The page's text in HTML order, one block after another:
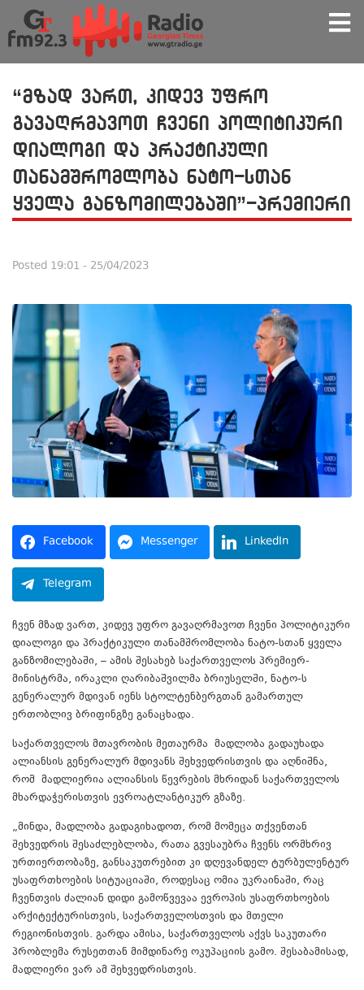
“მზად ვართ, კიდევ უფრო
გავაღრმავოთ ჩვენი პოლიტიკური
დიალოგი და პრაქტიკული
თანამშრომლობა ნატო-სთან
ყველა განზომილებაში”-პრემიერი
Posted 19:01 - 25/04/2023
Facebook Messenger LinkedIn
Telegram
ჩვენ მზად ვართ, კიდევ უფრო გავაღრმავოთ ჩვენი პოლიტიკური
დიალოგი და პრაქტიკული თანამშრომლობა ნატო-სთან ყველა
განზომილებაში, – ამის შესახებ საქართველოს პრემიერ-
მინისტრმა, ირაკლი ღარიბაშვილმა ბრიუსელში, ნატო-ს
გენერალურ მდივან იენს სტოლტენბერგთან გამართულ
ერთობლივ ბრიფინგზე განაცხადა.
საქართველოს მთავრობის მეთაურმა მადლობა გადაუხადა
ალიანსის გენერალურ მდივანს შეხვედრისთვის და აღნიშნა,
რომ მადლიერია ალიანსის წევრების მხრიდან საქართველოს
მხარდაჭერისთვის ევროატლანტიკურ გზაზე.
„მინდა, მადლობა გადაგიხადოთ, რომ მომეცა თქვენთან
შეხვედრის შესაძლებლობა, რათა გვესაუბრა ჩვენს ორმხრივ
ურთიერთობაზე, განსაკუთრებით კი დღევანდელ ტურბულენტურ
უსაფრთხოების სიტუაციაში, როდესაც ომია უკრაინაში, რაც
ჩვენთვის ძალიან დიდი გამოწვევაა ევროპის უსაფრთხოების
არქიტექტურისთვის, საქართველოსთვის და მთელი
რეგიონისთვის. გარდა ამისა, საქართველოს აქვს საკუთარი
პრობლემა რუსეთთან მიმდინარე ოკუპაციის გამო. შესაბამისად,
მადლიერი ვარ ამ შეხვედრისთვის.